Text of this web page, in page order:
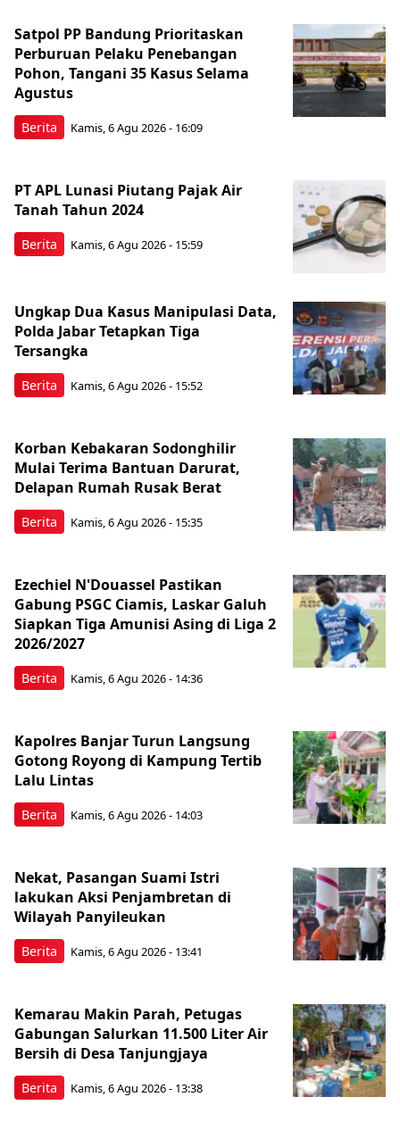
Berita
Satpol PP Bandung Prioritaskan
Perburuan Pelaku Penebangan
Pohon, Tangani 35 Kasus Selama
Agustus
Kamis, 6 Agu 2026 - 16:09
Berita
PT APL Lunasi Piutang Pajak Air
Tanah Tahun 2024
Kamis, 6 Agu 2026 - 15:59
Berita
Ungkap Dua Kasus Manipulasi Data,
Polda Jabar Tetapkan Tiga
Tersangka
Kamis, 6 Agu 2026 - 15:52
Berita
Korban Kebakaran Sodonghilir
Mulai Terima Bantuan Darurat,
Delapan Rumah Rusak Berat
Kamis, 6 Agu 2026 - 15:35
Berita
Ezechiel N'Douassel Pastikan
Gabung PSGC Ciamis, Laskar Galuh
Siapkan Tiga Amunisi Asing di Liga 2
2026/2027
Kamis, 6 Agu 2026 - 14:36
Berita
Kapolres Banjar Turun Langsung
Gotong Royong di Kampung Tertib
Lalu Lintas
Kamis, 6 Agu 2026 - 14:03
Berita
Nekat, Pasangan Suami Istri
lakukan Aksi Penjambretan di
Wilayah Panyileukan
Kamis, 6 Agu 2026 - 13:41
Berita
Kemarau Makin Parah, Petugas
Gabungan Salurkan 11.500 Liter Air
Bersih di Desa Tanjungjaya
Kamis, 6 Agu 2026 - 13:38